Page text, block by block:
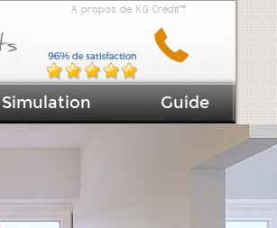
A propos de KG Crédit™
Simulation Guide